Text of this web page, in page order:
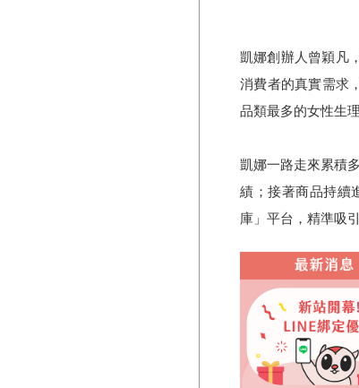
凱娜創辦人曾穎凡
消費者的真實需求
品類最多的女性生
凱娜一路走來累積
績；接著商品持續
庫」平台，精準吸